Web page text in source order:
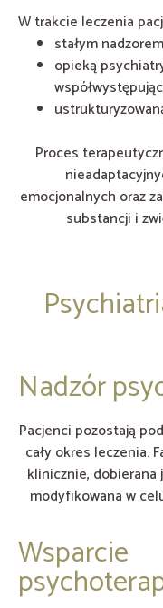
W trakcie leczenia
stałym
opieką
Proces
emocjonalnych oraz
substancji i
Nadzór
Pacjenci pozostają
cały okres leczenia.
klinicznie,
modyfikowana w
Wsparcie